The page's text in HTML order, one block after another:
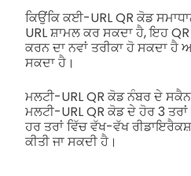
ਕਿਉਂਕਿ ਕਈ-URL QR ਕੋਡ
URL ਸ਼ਾਮਲ ਕਰ ਸਕਦਾ ਹੈ, ਇਹ
ਕਰਨ ਦਾ ਨਵਾਂ ਤਰੀਕਾ ਹੋ ਸਕਦਾ ਹੈ
ਸਕਦਾ ਹੈ।
ਮਲਟੀ-URL QR ਕੋਡ ਨੰਬਰ ਦੇ
ਮਲਟੀ-URL QR ਕੋਡ ਦੇ ਹੋਰ 3
ਹਰ ਤਰਾਂ ਵਿੱਚ ਵੱਖ-ਵੱਖ
ਕੀਤੀ ਜਾ ਸਕਦੀ ਹੈ।